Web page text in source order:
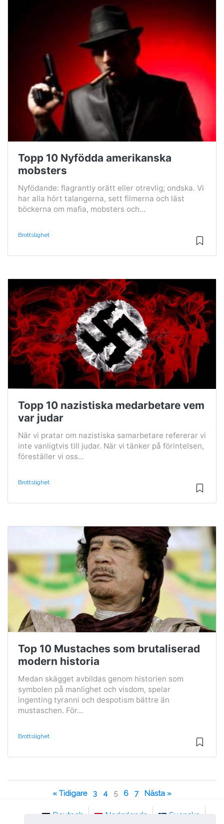
Topp 10 Nyfödda amerikanska
mobsters
Nyfödande: flagrantly orätt eller otrevlig; ondska. Vi
har alla hört talangerna, sett filmerna och läst
böckerna om mafia, mobsters och...
Brottslighet
Topp 10 nazistiska medarbetare vem
var judar
När vi pratar om nazistiska samarbetare refererar vi
inte vanligtvis till judar. När vi tänker på förintelsen,
föreställer vi oss...
Brottslighet
Top 10 Mustaches som brutaliserad
modern historia
Medan skägget avbildas genom historien som
symbolen på manlighet och visdom, spelar
ingenting tyranni och despotism bättre än
mustaschen. För...
Brottslighet
« Tidigare 3 4 5 6 7 Nästa »
Deutsch Nederlands Svenska